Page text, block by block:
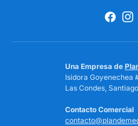
Una Empresa de
Isidora
Las Condes, Santiago
Contacto Comercial